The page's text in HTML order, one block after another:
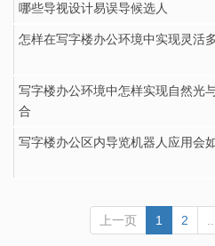
哪些导视设计易误导候选人
怎样在写字楼办公环境中实现灵活
写字楼办公环境中怎样实现自然光
合
写字楼办公区内导览机器人应用会
上一页 1 2